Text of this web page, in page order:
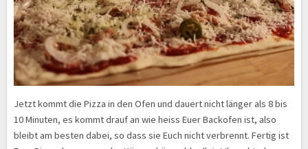
Jetzt kommt die Pizza in den Ofen und dauert nicht länger als 8 bis
10 Minuten, es kommt drauf an wie heiss Euer Backofen ist, also
bleibt am besten dabei, so dass sie Euch nicht verbrennt. Fertig ist